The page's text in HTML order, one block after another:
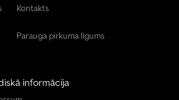
Kontakts
Parauga pirkuma līgums
informācija